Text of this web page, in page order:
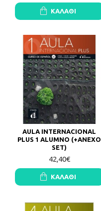
ΚΑΛΆΘΙ
AULA INTERNACIONAL
PLUS 1 ALUMNO (+ANEXO
SET)
42,40€
ΚΑΛΆΘΙ